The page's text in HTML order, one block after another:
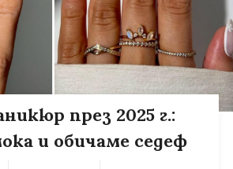
през 2025 г.:
и обичаме седеф